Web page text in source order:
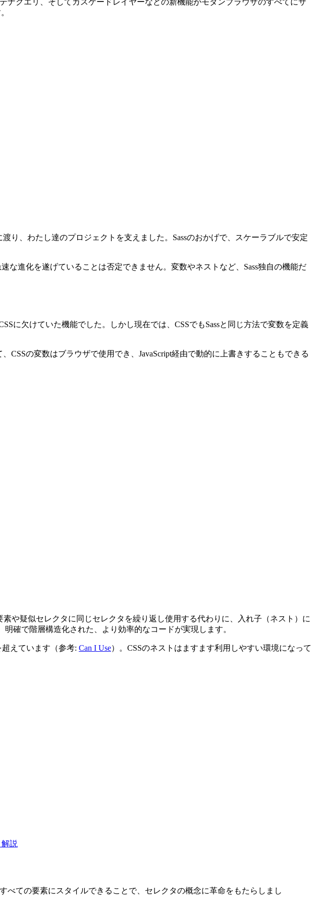
り、わたし達のプロジェクトを支えました。Sassのおかげで、スケーラブルで安定
速な進化を遂げている ことは否定できません。変数やネストなど、Sass独自の機能だ
に欠けていた機能でした。しかし現在では、 CSSでもSassと同じ方法で変数を定義
CSSの変数はブラウザで使用でき、JavaScript経由で動的に上書きすることもできる
や疑似セレクタに同じセレクタを繰り返し使用する代わりに、
入れ子（ネスト）に
確で階層構造化された、より効率的なコードが実現します。
えています（参考: Can I Use）。CSSのネストはますます利用しやすい環境になって
説
べての要素にスタイルできる ことで、セレクタの概念に革命をもたらしまし